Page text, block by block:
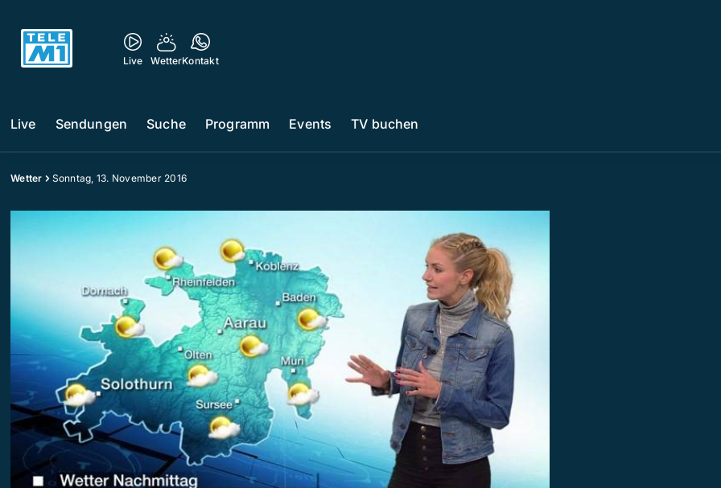
Live WetterKontakt
Live Sendungen Suche Programm Events TV buchen
Wetter Sonntag, 13. November 2016